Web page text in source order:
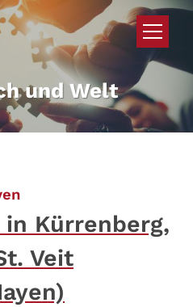
und Welt
Kürrenberg,
Veit